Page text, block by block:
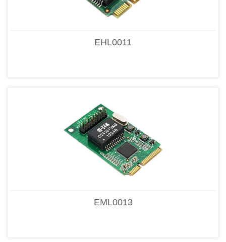
EHL0011
EML0013